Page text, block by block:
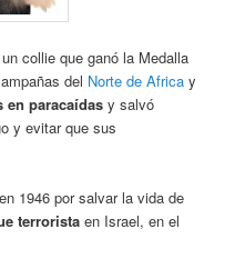
collie que ganó la Medalla
del Norte de Africa y
en paracaídas y salvó
y evitar que sus
1946 por salvar la vida de
terrorista en Israel, en el